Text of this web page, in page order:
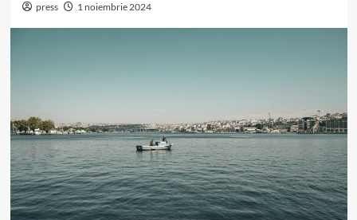
press 1 noiembrie 2024